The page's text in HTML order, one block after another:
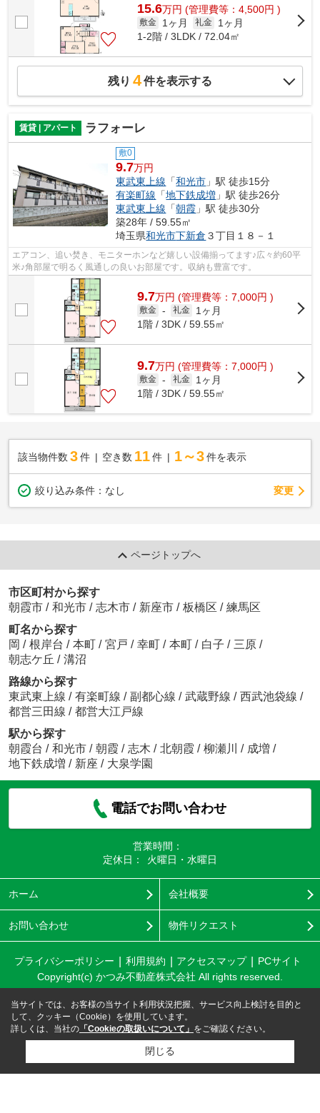
15.6万円 (管理費等：4,500円 )
敷金 1ヶ月 礼金
1ヶ月
1-2階 / 3LDK / 72.04㎡
残り 4件を表示する
賃貸 | アパート ラフォーレ
敷0
9.7万円
東武東上線 「和光市 」駅 徒歩15分
有楽町線 「地下鉄成増 」駅 徒歩26分
東武東上線 「朝霞 」駅 徒歩30分
築28年 / 59.55㎡
埼玉県和光市下新倉 ３丁目１８－１
エアコン、追い焚き、モニターホンなど嬉しい設備揃ってます♪広々約60平
米♪角部屋で明るく風通しの良いお部屋です。収納も豊富です。
9.7万円 (管理費等：7,000円 )
敷金 - 礼金
1ヶ月
1階 / 3DK / 59.55㎡
9.7万円 (管理費等：7,000円 )
敷金 - 礼金
1ヶ月
1階 / 3DK / 59.55㎡
該当物件数 3件 空き数 11 件 1～3 件を表示
絞り込み条件： なし 変更
ページトップへ
市区町村から探す
朝霞市 / 和光市 / 志木市 / 新座市 / 板橋区 / 練馬区
町名から探す
岡 / 根岸台 / 本町 / 宮戸 / 幸町 / 本町 / 白子 / 三原 /
朝志ケ丘 / 溝沼
路線から探す
東武東上線 / 有楽町線 / 副都心線 / 武蔵野線 / 西武池袋線 /
都営三田線 / 都営大江戸線
駅から探す
朝霞台 / 和光市 / 朝霞 / 志木 / 北朝霞 / 柳瀬川 / 成増 /
地下鉄成増 / 新座 / 大泉学園
電話でお問い合わせ
営業時間：
定休日：
火曜日・水曜日
ホーム 会社概要
お問い合わせ 物件リクエスト
プライバシーポリシー 利用規約 アクセスマップ
PCサイト
Copyright(c) かつみ不動産株式会社 All rights reserved.
当サイトでは、お客様の当サイト利用状況把握、サービス向上検討を目的と
して、クッキー（Cookie）を使用しています。
詳しくは、当社の 「Cookieの取扱いについて」 をご確認ください。
閉じる